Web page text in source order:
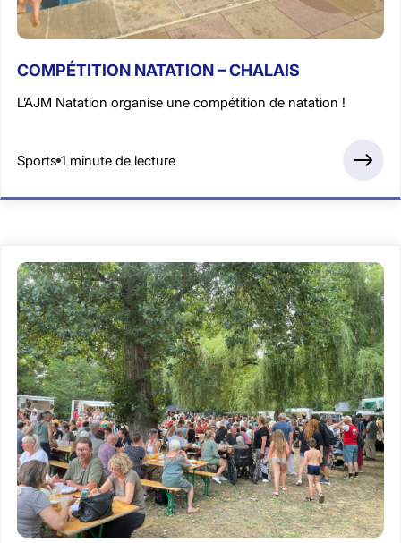
COMPÉTITION NATATION – CHALAIS
L’AJM Natation organise une compétition de natation !
Sports 1 minute de lecture